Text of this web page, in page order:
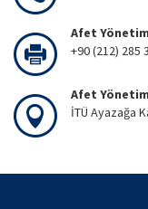
Afet
+90 (212) 285
Afet
İTÜ Ayazağa